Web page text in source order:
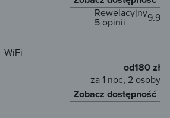
9.9
Rewelacyjny
5 opinii
WiFi
od180 zł
za 1 noc, 2 osoby
Zobacz dostępność